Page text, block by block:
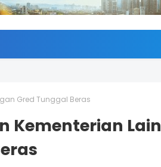
Gred Tunggal Beras
Kementerian Lain